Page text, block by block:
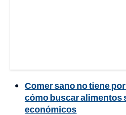
Comer sano no tiene
cómo buscar alimentos
económicos